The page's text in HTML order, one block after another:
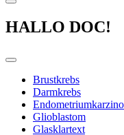
HALLO DOC!
Brustkrebs
Darmkrebs
Glioblastom
Glasklartext